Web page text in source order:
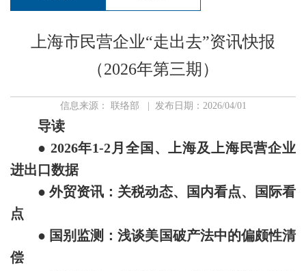
信息库
联系我们
上海市民营企业“走出去”资讯快报
（2026年第三期）
信息来源： 联络部 | 发布日期：2026/04/01
导读
● 2026年1-2月全国、上海及上海民营企业
进出口数据
● 外贸资讯：关税动态、国内看点、国际看
点
● 国别监测：浅谈美国破产法中的偏颇性清
偿